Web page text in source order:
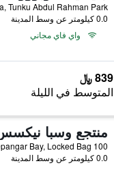
0.0 كيلومتر عن وسط المدينة
واي فاي مجاني
839 ﷼
المتوسط في الليلة
0.0 كيلومتر عن وسط المدينة